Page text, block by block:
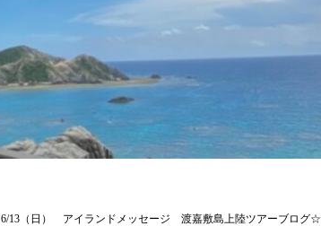
6/13（日） アイランドメッセージ 渡嘉敷島上陸ツアーブログ☆